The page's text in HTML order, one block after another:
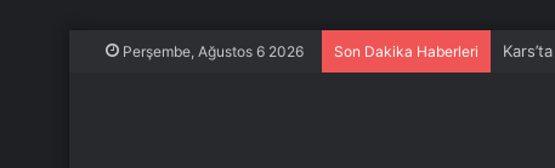
Perşembe, Ağustos 6 2026 Son Dakika Haberleri